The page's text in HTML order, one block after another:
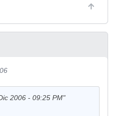
2006 - 09:25 PM"